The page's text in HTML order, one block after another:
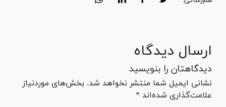
ارسال دیدگاه
دیدگاهتان را بنویسید
نشانی ایمیل شما منتشر نخواهد شد. بخش‌های موردنیاز
علامت‌گذاری شده‌اند *